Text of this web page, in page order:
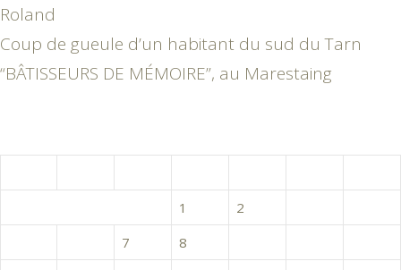
Roland
Coup de gueule d’un habitant du sud du Tarn
“BÂTISSEURS DE MÉMOIRE”, au Marestaing
1
2
7 8